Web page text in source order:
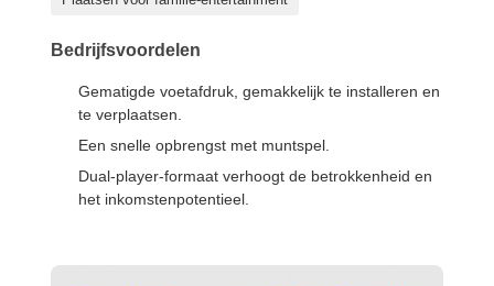
Bedrijfsvoordelen
Gematigde voetafdruk, gemakkelijk te installeren en
te verplaatsen.
Een snelle opbrengst met muntspel.
Dual-player-formaat verhoogt de betrokkenheid en
het inkomstenpotentieel.